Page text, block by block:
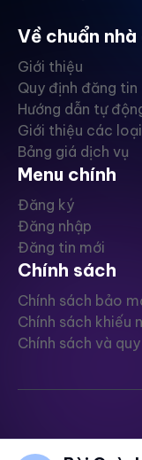
Về chuẩn
Giới thiệu
Quy định đăng tin
Hướng dẫn tự
Giới thiệu các
Bảng giá dịch vụ
Menu chính
Đăng ký
Đăng nhập
Đăng tin mới
Chính sách
Chính sách bảo
Chính sách khiếu
Chính sách và